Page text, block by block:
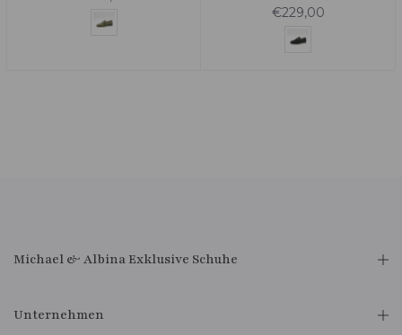
€229,00
Michael & Albina Exklusive Schuhe
Unternehmen